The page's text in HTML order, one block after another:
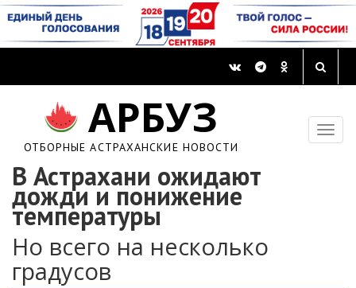
АРБУЗ
ОТБОРНЫЕ АСТРАХАНСКИЕ НОВОСТИ
В Астрахани ожидают
дожди и понижение
температуры
Но всего на несколько
градусов